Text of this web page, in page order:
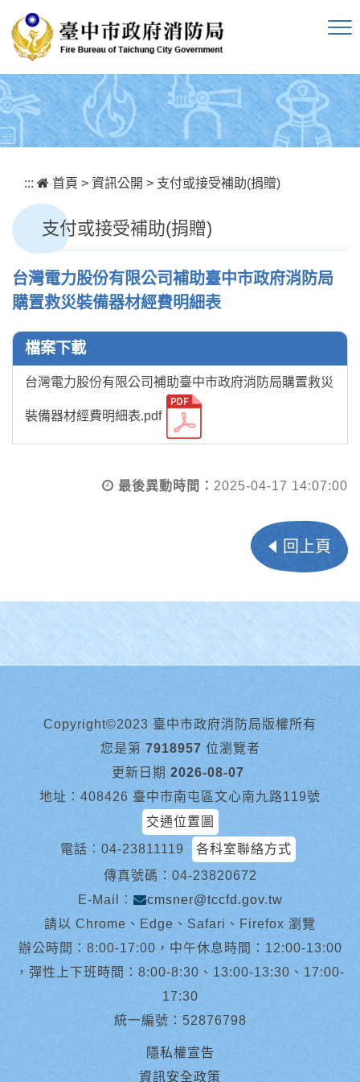
::: 首頁 > 資訊公開 > 支付或接受補助(捐贈)
支付或接受補助(捐贈)
台灣電力股份有限公司補助臺中市政府消防局
購置救災裝備器材經費明細表
檔案下載
台灣電力股份有限公司補助臺中市政府消防局購置救災
裝備器材經費明細表.pdf
最後異動時間： 2025-04-17 14:07:00
回上頁
Copyright©2023 臺中市政府消防局版權所有
您是第 7918957 位瀏覽者
更新日期 2026-08-07
地址︰408426 臺中市南屯區文心南九路119號
交通位置圖
電話︰ 04-23811119
各科室聯絡方式
傳真號碼：04-23820672
E-Mail︰
cmsner@tccfd.gov.tw
請以 Chrome、Edge、Safari、Firefox 瀏覽
辦公時間：8:00-17:00，中午休息時間：12:00-13:00
，彈性上下班時間：8:00-8:30、13:00-13:30、17:00-
17:30
統一編號：52876798
隱私權宣告
資訊安全政策